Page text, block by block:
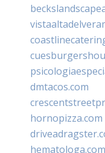
dmtacos.com
hornopizza.com
hematologa.com